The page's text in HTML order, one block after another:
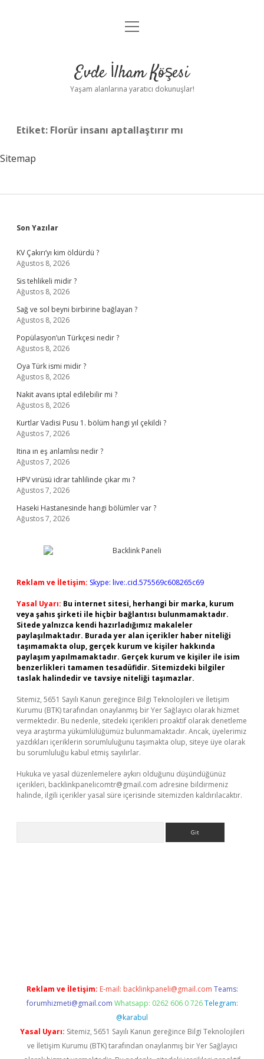
Anasayfa
Yasal Uyarı
menüyü
Evde İlham Köşesi
Yaşam alanlarına yaratıcı dokunuşlar!
Etiket: Florür insanı aptallaştırır mı
Sitemap
Sidebar
Son Yazılar
KV Çakırı’yı kim öldürdü ?
Ağustos 8, 2026
Sis tehlikeli midir ?
Ağustos 8, 2026
Sağ ve sol beyni birbirine bağlayan ?
Ağustos 8, 2026
Popülasyon’un Türkçesi nedir ?
Ağustos 8, 2026
Oya Türk ismi midir ?
Ağustos 8, 2026
Nakit avans iptal edilebilir mi ?
Ağustos 8, 2026
Kurtlar Vadisi Pusu 1. bölüm hangi yıl çekildi ?
Ağustos 7, 2026
Itina ın eş anlamlısı nedir ?
Ağustos 7, 2026
HPV virüsü idrar tahlilinde çıkar mı ?
Ağustos 7, 2026
Haseki Hastanesinde hangi bölümler var ?
Ağustos 7, 2026
Reklam ve İletişim: Skype: live:.cid.575569c608265c69
Yasal Uyarı: Bu internet sitesi, herhangi bir marka, kurum
veya şahıs şirketi ile hiçbir bağlantısı bulunmamaktadır.
Sitede yalnızca kendi hazırladığımız makaleler
paylaşılmaktadır. Burada yer alan içerikler haber niteliği
taşımamakta olup, gerçek kurum ve kişiler hakkında
paylaşım yapılmamaktadır. Gerçek kurum ve kişiler ile isim
benzerlikleri tamamen tesadüfidir. Sitemizdeki bilgiler
taslak halindedir ve tavsiye niteliği taşımazlar.
Sitemiz, 5651 Sayılı Kanun gereğince Bilgi Teknolojileri ve İletişim
Kurumu (BTK) tarafından onaylanmış bir Yer Sağlayıcı olarak hizmet
vermektedir. Bu nedenle, sitedeki içerikleri proaktif olarak denetleme
veya araştırma yükümlülüğümüz bulunmamaktadır. Ancak, üyelerimiz
yazdıkları içeriklerin sorumluluğunu taşımakta olup, siteye üye olarak
bu sorumluluğu kabul etmiş sayılırlar.
Hukuka ve yasal düzenlemelere aykırı olduğunu düşündüğünüz
içerikleri, backlinkpanelicomtr@gmail.com adresine bildirmeniz
halinde, ilgili içerikler yasal süre içerisinde sitemizden kaldırılacaktır.
Reklam ve İletişim: E-mail: backlinkpaneli@gmail.com Teams:
forumhizmeti@gmail.com Whatsapp: 0262 606 0 726 Telegram:
@karabul
Yasal Uyarı: Sitemiz, 5651 Sayılı Kanun gereğince Bilgi Teknolojileri
ve İletişim Kurumu (BTK) tarafından onaylanmış bir Yer Sağlayıcı